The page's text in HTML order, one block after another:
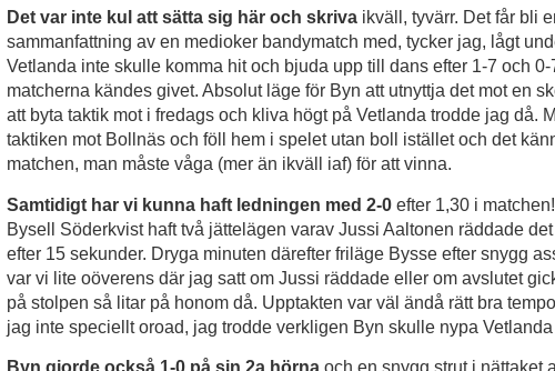
Det var inte kul att sätta sig här och skriva ikväll, tyvärr. Det får bli
sammanfattning av en medioker bandymatch med, tycker jag, lågt
Vetlanda inte skulle komma hit och bjuda upp till dans efter 1-7 och
matcherna kändes givet. Absolut läge för Byn att utnyttja det mot en
att byta taktik mot i fredags och kliva högt på Vetlanda trodde jag då.
taktiken mot Bollnäs och föll hem i spelet utan boll istället och det
matchen, man måste våga (mer än ikväll iaf) för att vinna.
Samtidigt har vi kunna haft ledningen med 2-0 efter 1,30 i
Bysell Söderkvist haft två jättelägen varav Jussi Aaltonen räddade
efter 15 sekunder. Dryga minuten därefter friläge Bysse efter snygg
var vi lite oöverens där jag satt om Jussi räddade eller om avslutet
på stolpen så litar på honom då. Upptakten var väl ändå rätt bra
jag inte speciellt oroad, jag trodde verkligen Byn skulle nypa